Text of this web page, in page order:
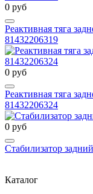
0 руб
Реактивная тяга
81432206319
0 руб
Реактивная тяга
81432206324
0 руб
Стабилизатор
Каталог